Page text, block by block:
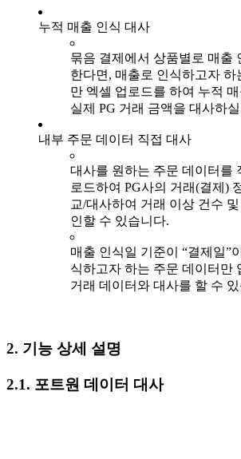
누적 매출 인식 대사
묶음 결제에서 상품별로 매출
한다면, 매출로 인식하고자 하
만 엑셀 업로드를 하여 누적
실제 PG 거래 금액을 대사하
내부 주문 데이터 직접 대사
대사를 원하는 주문 데이터를
로드하여 PG사의 거래(결제)
교/대사하여 거래 이상 건수
인할 수 있습니다.
매출 인식일 기준이 “결제일”
식하고자 하는 주문 데이터만
거래 데이터와 대사를 할 수
2. 기능 상세 설명
2.1. 포트원 데이터 대사